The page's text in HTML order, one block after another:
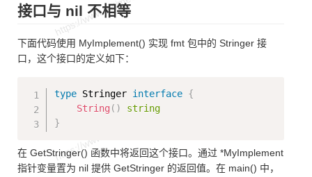
接口与 nil 不相等
下面代码使用 MyImplement() 实现 fmt 包中的 Stringer 接
口，这个接口的定义如下：
type Stringer interface {
String ( )
string
}
在 GetStringer() 函数中将返回这个接口。通过 *MyImplement
指针变量置为 nil 提供 GetStringer 的返回值。在 main() 中，